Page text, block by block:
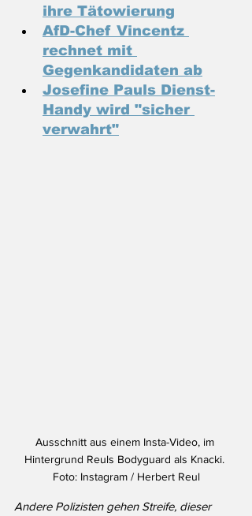
ihre Tätowierung
AfD-Chef Vincentz
rechnet mit
Gegenkandidaten ab
Josefine Pauls Dienst-
Handy wird "sicher
verwahrt"
Ausschnitt aus einem Insta-Video, im
Hintergrund Reuls Bodyguard als Knacki.
Foto: Instagram / Herbert Reul
Andere Polizisten gehen Streife, dieser